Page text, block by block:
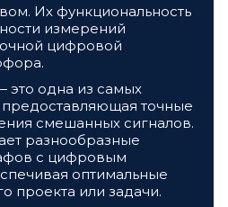
Их функциональность
измерений
цифровой
это одна из самых
точные
смешанных сигналов.
разнообразные
с цифровым
оптимальные
проекта или задачи.